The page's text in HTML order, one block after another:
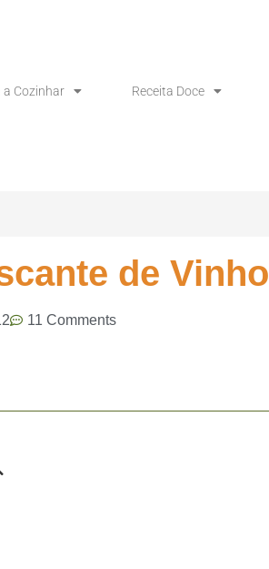
a Cozinhar Receita Doce
de Vinho
11 Comments